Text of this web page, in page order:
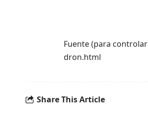
Fuente (para
dron.html
Share This Article